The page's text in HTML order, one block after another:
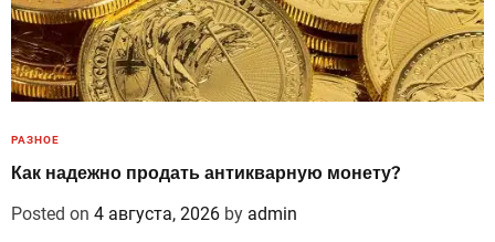
РАЗНОЕ
Как надежно продать антикварную монету?
Posted on 4 августа, 2026 by admin